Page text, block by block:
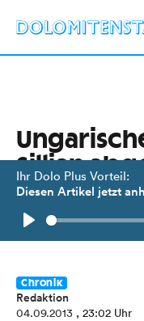
Ihr Dolo Plus Vorteil:
Diesen Artikel jetzt
Play
Sillian
und
Chronik
Redaktion
04.09.2013 , 23:02 Uhr